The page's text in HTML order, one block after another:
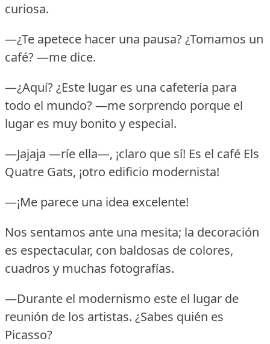
curiosa.
—¿Te apetece hacer una pausa?¿Tomamos un
café?—me dice.
—¿Aquí?¿Este lugar es una cafetería para
todo el mundo?—me sorprendo porque el
lugar es muy bonito y especial.
—Jajaja —ríe ella—, ¡claro que sí! Es el café Els
Quatre Gats, ¡otro edificio modernista!
—¡Me parece una idea excelente!
Nos sentamos ante una mesita; la decoración
es espectacular, con baldosas de colores,
cuadros y muchas fotografías.
—Durante el modernismo este el lugar de
reunión de los artistas. ¿Sabes quién es
Picasso?